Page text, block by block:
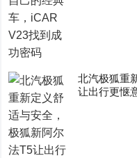
北汽极狐重
让出行更惬